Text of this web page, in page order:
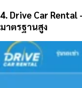
4. Drive Car
มาตรฐานสูง